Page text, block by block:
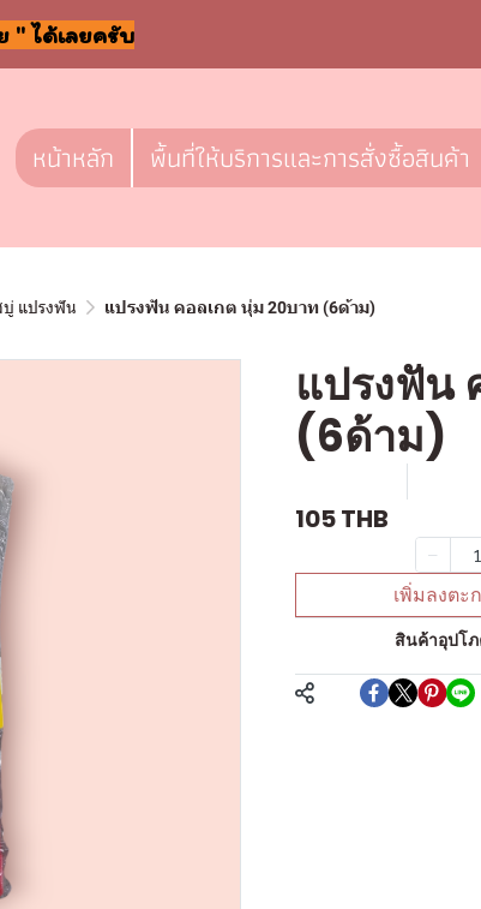
" ได้เลยครับ
หน้าหลัก พื้นที่ให้บริการและการสั่งซื้อสินค้า
แปรงฟัน แปรงฟัน คอลเกต นุ่ม 20บาท (6ด้าม)
แปรงฟัน
(6ด้าม)
105 THB
เพิ่มลงตะ
สินค้าอุปโ